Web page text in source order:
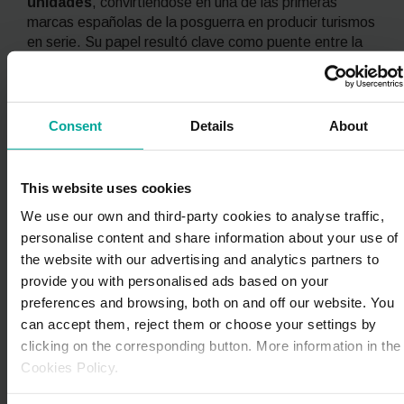
Consent Details About
This website uses cookies
We use our own and third-party cookies to analyse traffic,
personalise content and share information about your use of
the website with our advertising and analytics partners to
provide you with personalised ads based on your
preferences and browsing, both on and off our website. You
can accept them, reject them or choose your settings by
clicking on the corresponding button. More information in the
Cookies Policy.
marcas españolas de la posguerra en producir turismos
en serie. Su papel resultó clave como puente entre la
automoción artesanal y la producción industrial en
España, preludio de la llegada de SEAT en 1950.
El modelo más icónico y apreciado hoy por los
cilindros, muy popular en Barcelona a finales de los
Eucort Popular, otros dos modelos que la firma lanzó
antes de desaparecer en 1951.
Barreiros
Creada en 1954 por el emprendedor gallego Eduardo
Barreiros, la compañía homónima se convirtió en una
de las firmas que más contribuyeron a la motorización
de España en los años cincuenta y sesenta.